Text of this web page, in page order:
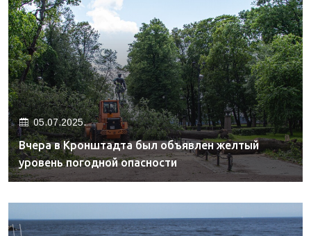
05.07.2025.
Вчера в Кронштадта был объявлен желтый
уровень погодной опасности